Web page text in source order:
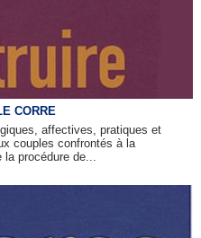
CORRE
affectives, pratiques et
couples confrontés à la
la procédure de...